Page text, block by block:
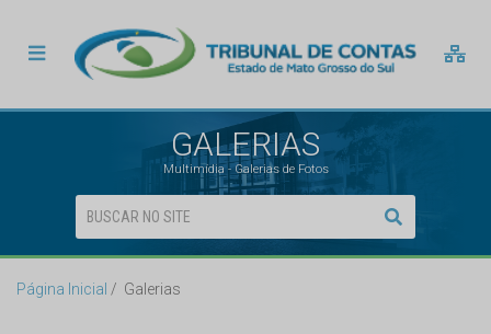
GALERIAS
Multimídia - Galerias de Fotos
Página Inicial Galerias